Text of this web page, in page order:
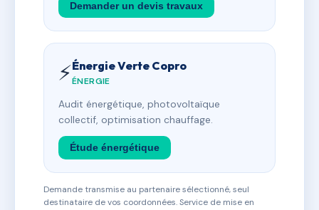
Demander un devis travaux
⚡Énergie Verte Copro
ÉNERGIE
Audit énergétique, photovoltaïque
collectif, optimisation chauffage.
Étude énergétique
Demande transmise au partenaire sélectionné, seul
destinataire de vos coordonnées. Service de mise en